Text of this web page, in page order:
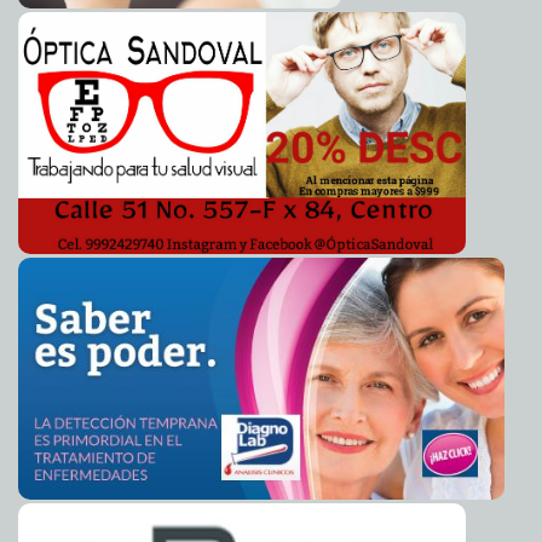
abril
2021-04-06 15:35:31 Compromiso de Cecilia Patrón con la seguridad
Ignacio Ramos Pérez
2021-04-06 08:52:40 Por su cultura y gastronomía Mérida destaca a nivel
mundial como ciudad creativa Kamila López
2021-04-06 08:40:41 Google reveló su estrategia para ayudar a las
elecciones en México Claudia Sofía Gómez Infante
Yucatán, libre de sequía A7
2021-04-06 07:33:41 Alistan "al vapor" libros de texto de la SEP
León Borges
2021-04-06 07:08:35 Unidos y en equipo con los ciudadanos para impulsar
el campo yucateco: Yesenia Polanco Laura Aldama
2021-04-03 14:01:31 Empleo formal no volverá a niveles prepandemia
durante el 2021: Citibanamex Javier W. López Madera
2021-04-03 12:57:09 Este domingo inicia el horario de verano Laura Aldama
Gracias a la suma de esfuerzos aseguramos un futuro
sustentable para Mérida: Renán Barrera Concha Claudia Sofía Gómez
Infante
2021-04-01 15:40:13 Blockchain para pruebas de Covid-19 y las ofertas en la
Deep Web A7
2021-04-01 13:12:49 Llegan a Yucatán 8,190 vacunas contra COVID-19, para
la aplicación de segunda dosis a personal de salud y adultos mayores